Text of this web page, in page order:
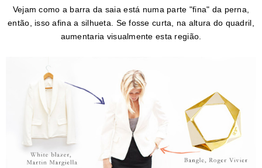
Vejam como a barra da saia está numa parte "fina" da perna,
então, isso afina a silhueta. Se fosse curta, na altura do quadril,
aumentaria visualmente esta região.